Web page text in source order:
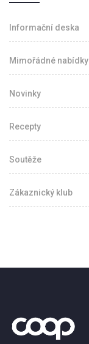
Informační deska
Mimořádné nabídky
Novinky
Recepty
Soutěže
Zákaznický klub